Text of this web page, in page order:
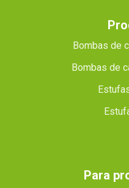
Bombas de
Bombas de
Para